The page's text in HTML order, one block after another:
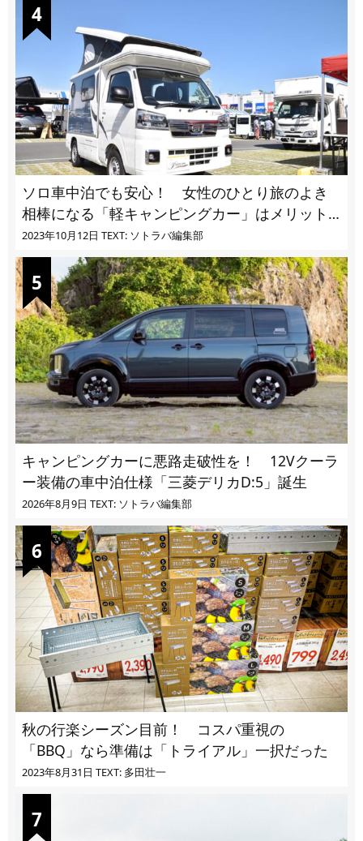
ソロ車中泊でも安心！ 女性のひとり旅のよき
相棒になる「軽キャンピングカー」はメリット
ばかり
2023年10月12日 TEXT: ソトラバ編集部
キャンピングカーに悪路走破性を！ 12Vクーラ
ー装備の車中泊仕様「三菱デリカD:5」誕生
2026年8月9日 TEXT: ソトラバ編集部
秋の行楽シーズン目前！ コスパ重視の
「BBQ」なら準備は「トライアル」一択だった
2023年8月31日 TEXT: 多田壮一